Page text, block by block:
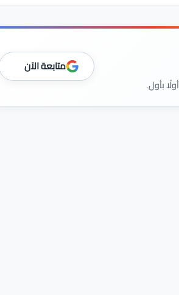
متابعة الآن